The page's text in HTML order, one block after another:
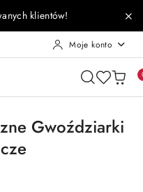
klientów!
Moje konto
Gwoździarki